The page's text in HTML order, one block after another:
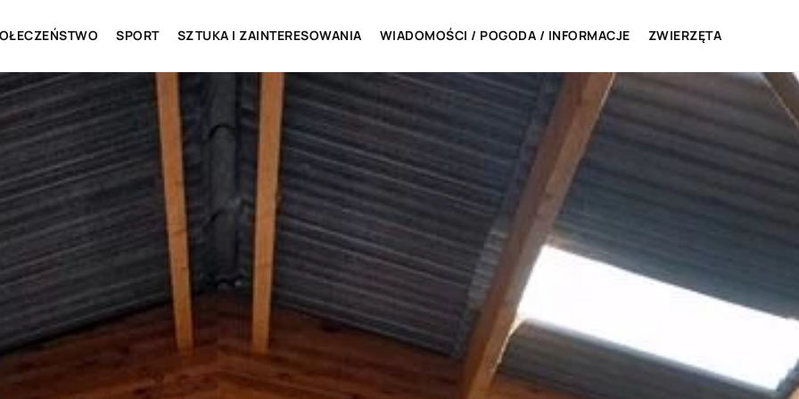
SPORT SZTUKA I ZAINTERESOWANIA WIADOMOŚCI / POGODA / INFORMACJE ZWIERZĘTA